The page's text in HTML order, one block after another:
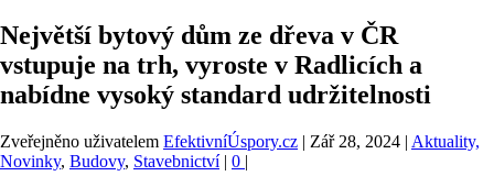
Největší bytový dům ze dřeva v ČR
vstupuje na trh, vyroste v Radlicích a
nabídne vysoký standard udržitelnosti
Zveřejněno uživatelem EfektivníÚspory.cz | Zář 28, 2024 | Aktuality,
Novinky, Budovy, Stavebnictví| 0 |